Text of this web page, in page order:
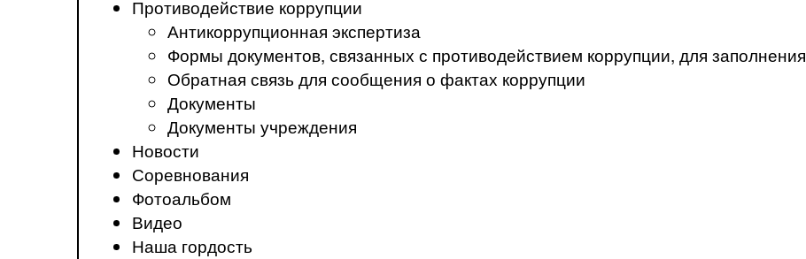
Противодействие коррупции
Антикоррупционная экспертиза
Формы документов, связанных с противодействием коррупции, для заполнения
Обратная связь для сообщения о фактах коррупции
Документы
Документы учреждения
Новости
Соревнования
Фотоальбом
Видео
Наша гордость